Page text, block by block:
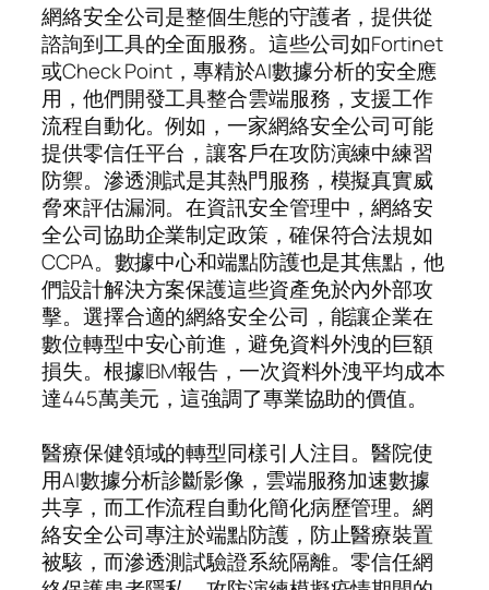
網絡安全公司是整個生態的守護者，提供從
諮詢到工具的全面服務。這些公司如Fortinet
或Check Point，專精於AI數據分析的安全應
用，他們開發工具整合雲端服務，支援工作
流程自動化。例如，一家網絡安全公司可能
提供零信任平台，讓客戶在攻防演練中練習
防禦。滲透測試是其熱門服務，模擬真實威
脅來評估漏洞。在資訊安全管理中，網絡安
全公司協助企業制定政策，確保符合法規如
CCPA。數據中心和端點防護也是其焦點，他
們設計解決方案保護這些資產免於內外部攻
擊。選擇合適的網絡安全公司，能讓企業在
數位轉型中安心前進，避免資料外洩的巨額
損失。根據IBM報告，一次資料外洩平均成本
達445萬美元，這強調了專業協助的價值。
醫療保健領域的轉型同樣引人注目。醫院使
用AI數據分析診斷影像，雲端服務加速數據
共享，而工作流程自動化簡化病歷管理。網
絡安全公司專注於端點防護，防止醫療裝置
被駭，而滲透測試驗證系統隔離。零信任網